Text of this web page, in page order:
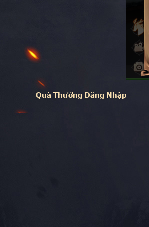
Quà Thưởng Đăng Nhập